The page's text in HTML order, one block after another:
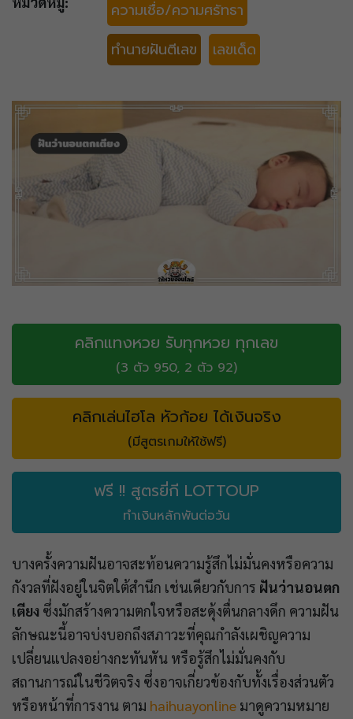
ความเชื่อ/ความศรัทธา
ทำนายฝันตีเลข
เลขเด็ด
คลิกแทงหวย รับทุกหวย ทุกเลข
(3 ตัว 950, 2 ตัว 92)
คลิกเล่นไฮโล หัวก้อย ได้เงินจริง
(มีสูตรเกมให้ใช้ฟรี)
ฟรี !! สูตรยี่กี LOTTOUP
ทำเงินหลักพันต่อวัน
บางครั้งความฝันอาจสะท้อนความรู้สึกไม่มั่นคงหรือความ
กังวลที่ฝังอยู่ในจิตใต้สำนึก เช่นเดียวกับการ ฝันว่านอนตก
เตียง ซึ่งมักสร้างความตกใจหรือสะดุ้งตื่นกลางดึก ความฝัน
ลักษณะนี้อาจบ่งบอกถึงสภาวะที่คุณกำลังเผชิญความ
เปลี่ยนแปลงอย่างกะทันหัน หรือรู้สึกไม่มั่นคงกับ
สถานการณ์ในชีวิตจริง ซึ่งอาจเกี่ยวข้องกับทั้งเรื่องส่วนตัว
หรือหน้าที่การงาน ตาม haihuayonline มาดูความหมาย